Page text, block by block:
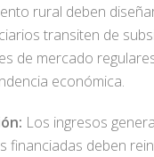
rural deben
transiten de
de mercado
económica.
Los ingresos
financiadas deben